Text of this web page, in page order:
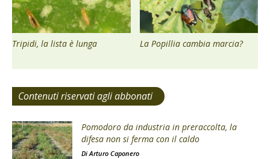
Tripidi, la lista è lunga La Popillia cambia marcia?
Contenuti riservati agli abbonati
Pomodoro da industria in preraccolta, la
difesa non si ferma con il caldo
DiArturo Caponero